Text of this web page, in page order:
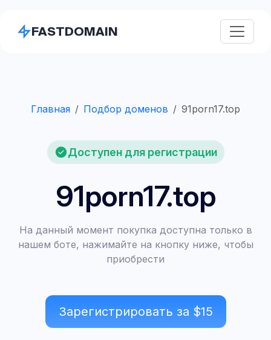
FASTDOMAIN
Главная Подбор доменов 91porn17.top
Доступен для регистрации
91porn17.top
На данный момент покупка доступна только в
нашем боте, нажимайте на кнопку ниже, чтобы
приобрести
Зарегистрировать за $15